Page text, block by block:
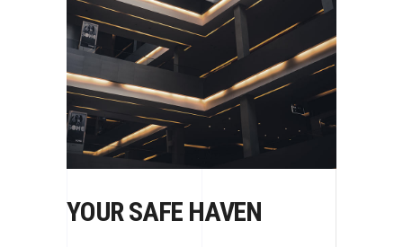
YOUR SAFE HAVEN